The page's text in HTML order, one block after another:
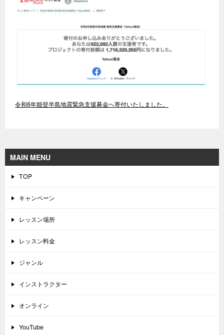
令和6年能登半島地震緊急支援募金へ寄付いたしました。
MAIN MENU
TOP
キャンペーン
レッスン場所
レッスン料金
ジャンル
インストラクター
オンライン
YouTube